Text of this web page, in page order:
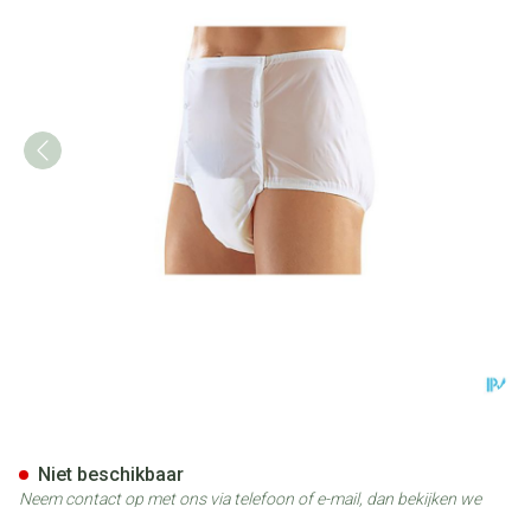
Niet beschikbaar
Neem contact op met ons via telefoon of e-mail, dan bekijken we